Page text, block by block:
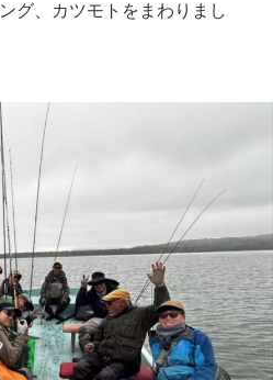
グ、カツモトをまわりまし